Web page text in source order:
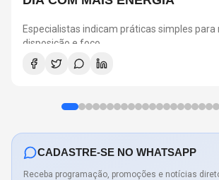
Especialistas indicam práticas simples
disposição e foco
CADASTRE-SE NO WHATSAPP
Receba programação, promoções e notícias